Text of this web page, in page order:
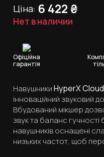
НавушникиHyperX
інноваційний звуковий
Вбудований мікшер
звук та баланс
навушників оснащені
низьких частот, щоб
Офіційна
гарантія
Ціна: 6 422₴
Нет в наличии